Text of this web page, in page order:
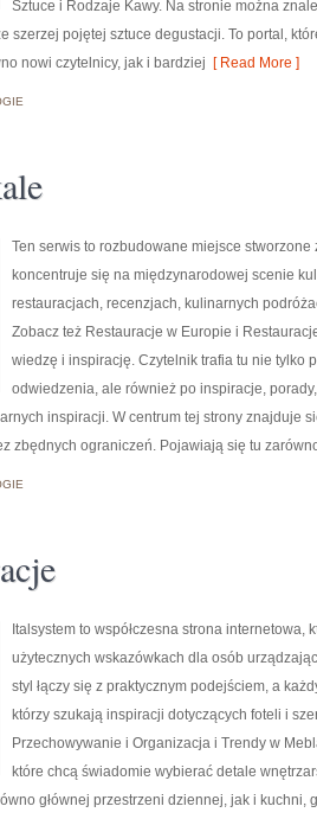
Sztuce i Rodzaje Kawy. Na stronie można
szerzej pojętej sztuce degustacji. To portal,
nowi czytelnicy, jak i bardziej [ Read More ]
Ten serwis to rozbudowane miejsce
koncentruje się na międzynarodowej scenie
restauracjach, recenzjach, kulinarnych
Zobacz też Restauracje w Europie i
wiedzę i inspirację. Czytelnik trafia tu nie tylko
odwiedzenia, ale również po inspiracje,
inspiracji. W centrum tej strony znajduje
zbędnych ograniczeń. Pojawiają się tu
Italsystem to współczesna strona
użytecznych wskazówkach dla osób
styl łączy się z praktycznym podejściem, a
którzy szukają inspiracji dotyczących foteli i
Przechowywanie i Organizacja i Trendy w
które chcą świadomie wybierać detale
głównej przestrzeni dziennej, jak i kuchni,